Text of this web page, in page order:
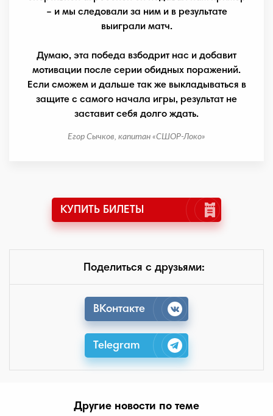
– и мы следовали за ним и в результате
выиграли матч.
Думаю, эта победа взбодрит нас и добавит
мотивации после серии обидных поражений.
Если сможем и дальше так же выкладываться в
защите с самого начала игры, результат не
заставит себя долго ждать.
Егор Сычков, капитан «СШОР-Локо»
КУПИТЬ БИЛЕТЫ
Поделиться с друзьями:
ВКонтакте
Telegram
Другие новости по теме